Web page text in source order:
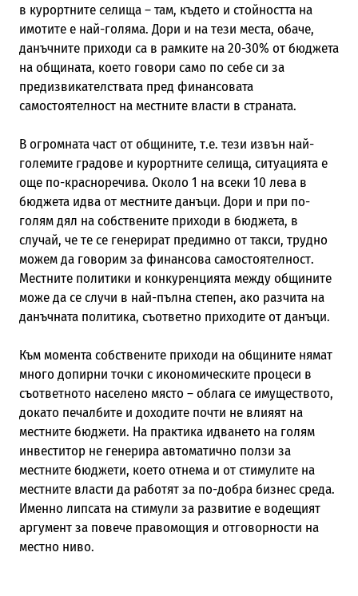
в курортните селища – там, където и стойността на
имотите е най-голяма. Дори и на тези места, обаче,
данъчните приходи са в рамките на 20-30% от бюджета
на общината, което говори само по себе си за
предизвикателствата пред финансовата
самостоятелност на местните власти в страната.
В огромната част от общините, т.е. тези извън най-
големите градове и курортните селища, ситуацията е
още по-красноречива. Около 1 на всеки 10 лева в
бюджета идва от местните данъци. Дори и при по-
голям дял на собствените приходи в бюджета, в
случай, че те се генерират предимно от такси, трудно
можем да говорим за финансова самостоятелност.
Местните политики и конкуренцията между общините
може да се случи в най-пълна степен, ако разчита на
данъчната политика, съответно приходите от данъци.
Към момента собствените приходи на общините нямат
много допирни точки с икономическите процеси в
съответното населено място – облага се имуществото,
докато печалбите и доходите почти не влияят на
местните бюджети. На практика идването на голям
инвеститор не генерира автоматично ползи за
местните бюджети, което отнема и от стимулите на
местните власти да работят за по-добра бизнес среда.
Именно липсата на стимули за развитие е водещият
аргумент за повече правомощия и отговорности на
местно ниво.